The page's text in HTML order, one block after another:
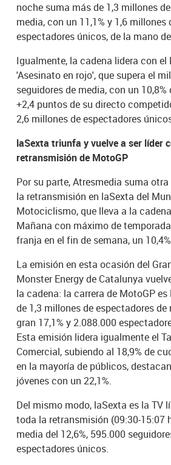
noche suma más de 1,3 millones
media, con un 11,1% y 1,6 millones
espectadores únicos, de la mano
Igualmente, la cadena lidera con
'Asesinato en rojo', que supera el
seguidores de media, con un
+2,4 puntos de su directo
2,6 millones de espectadores
laSexta triunfa y vuelve a ser líder
retransmisión de MotoGP
Por su parte, Atresmedia suma
la retransmisión en laSexta del
Motociclismo, que lleva a la
Mañana con máximo de
franja en el fin de semana, un
La emisión en esta ocasión del
Monster Energy de Catalunya
la cadena: la carrera de MotoGP
de 1,3 millones de espectadores de
gran 17,1% y 2.088.000
Esta emisión lidera igualmente el
Comercial, subiendo al 18,9% de
en la mayoría de públicos,
jóvenes con un 22,1%.
Del mismo modo, laSexta es la TV
toda la retransmisión (09:30-15:07
media del 12,6%, 595.000
espectadores únicos.